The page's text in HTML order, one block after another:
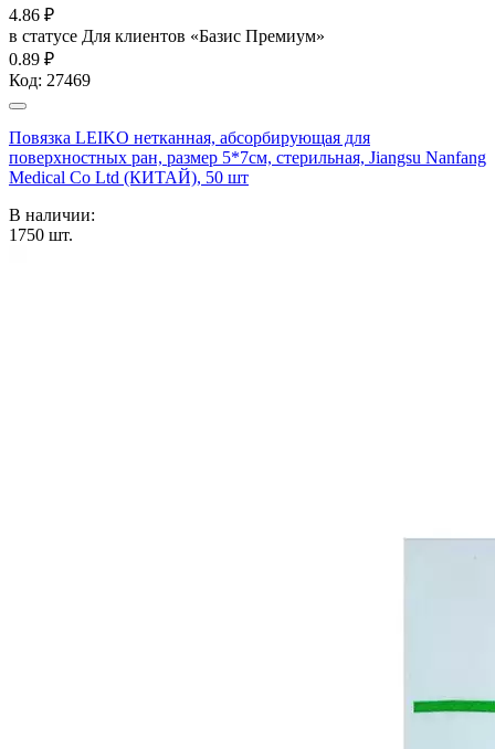
4.86 ₽
в статусе Для клиентов «Базис Премиум»
0.89 ₽
Код: 27469
Повязка LEIKO нетканная, абсорбирующая для
поверхностных ран, размер 5*7см, стерильная, Jiangsu Nanfang
Medical Co Ltd (КИТАЙ), 50 шт
В наличии:
1750 шт.